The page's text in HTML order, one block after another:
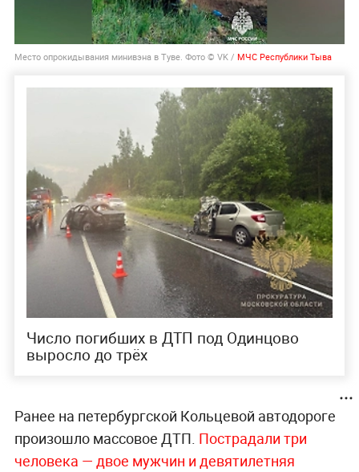
Место опрокидывания минивэна в Туве. Фото © VK / МЧС Республики Тыва
Число погибших в ДТП под Одинцово
выросло до трёх
Ранее на петербургской Кольцевой автодороге
произошло массовое ДТП. Пострадали три
человека — двое мужчин и девятилетняя